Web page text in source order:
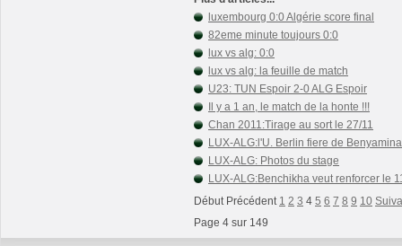
luxembourg 0:0 Algérie score final
82eme minute toujours 0:0
lux vs alg: 0:0
lux vs alg: la feuille de match
U23: TUN Espoir 2-0 ALG Espoir
Il y a 1 an, le match de la honte !!!
Chan 2011:Tirage au sort le 27/11
LUX-ALG:l'U. Berlin fiere de Benyamina
LUX-ALG: Photos du stage
LUX-ALG:Benchikha veut renforcer le
Début Précédent 1 2 3 4 5 6 7 8 9 10
Page 4 sur 149